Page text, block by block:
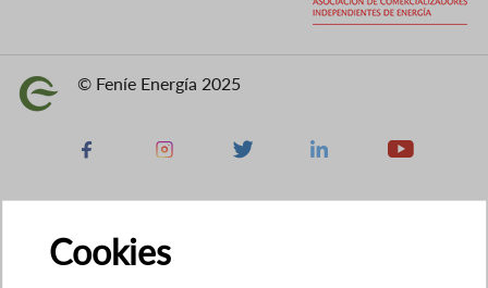
Imaxe © Feníe Energía 2025
Facebook Instagram X Linkedin Youtube
Cookies